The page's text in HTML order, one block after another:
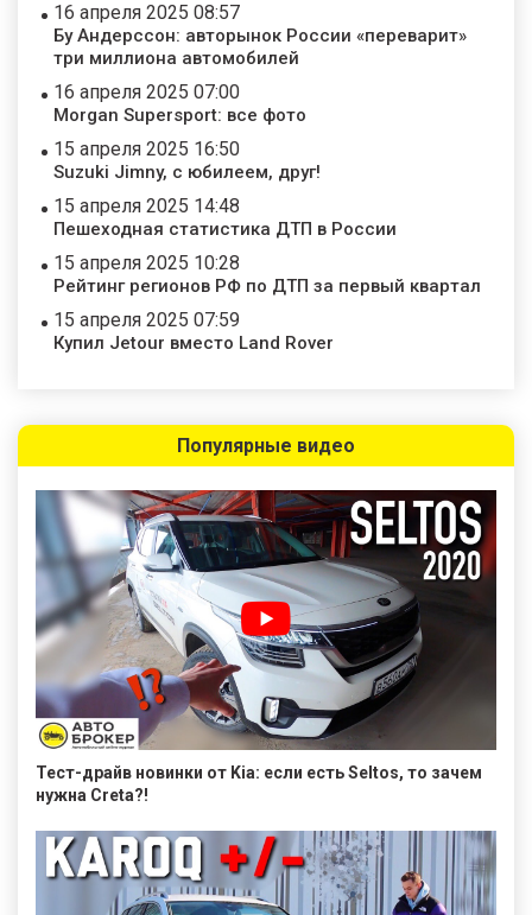
16 апреля 2025 08:57
Бу Андерссон: авторынок России «переварит»
три миллиона автомобилей
16 апреля 2025 07:00
Morgan Supersport: все фото
15 апреля 2025 16:50
Suzuki Jimny, с юбилеем, друг!
15 апреля 2025 14:48
Пешеходная статистика ДТП в России
15 апреля 2025 10:28
Рейтинг регионов РФ по ДТП за первый квартал
15 апреля 2025 07:59
Купил Jetour вместо Land Rover
Популярные видео
Тест-драйв новинки от Kia: если есть Seltos, то зачем
нужна Creta?!